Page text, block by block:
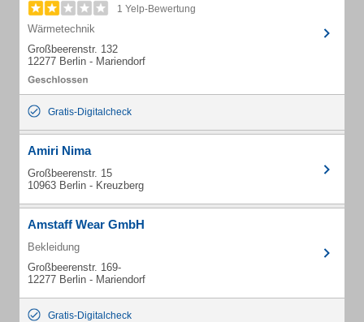
1 Yelp-Bewertung
Wärmetechnik
Großbeerenstr. 132
12277 Berlin - Mariendorf
Gratis-Digitalcheck
Amiri Nima
Großbeerenstr. 15
10963 Berlin - Kreuzberg
Amstaff Wear GmbH
Bekleidung
Großbeerenstr. 169-
12277 Berlin - Mariendorf
Gratis-Digitalcheck